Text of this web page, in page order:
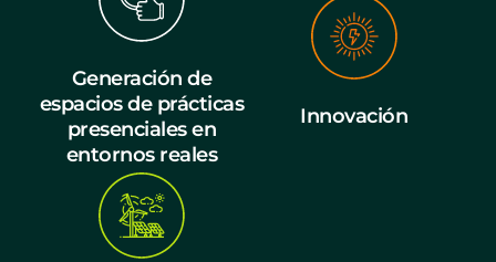
Generación de
espacios de prácticas
presenciales en
entornos reales
Innovación